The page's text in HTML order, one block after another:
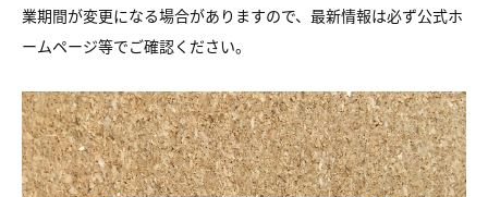
業期間が変更になる場合がありますので、最新情報は必ず公式ホ
ームページ等でご確認ください。